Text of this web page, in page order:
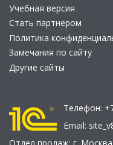
Учебная версия
Стать партнером
Политика
Замечания по сайту
Другие сайты
Телефон:
Email: